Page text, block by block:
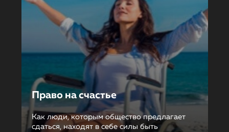
Право на счастье
Как люди, которым общество предлагает
сдаться, находят в себе силы быть